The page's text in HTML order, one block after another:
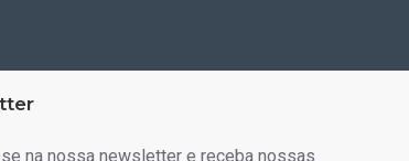
na nossa newsletter e receba nossas